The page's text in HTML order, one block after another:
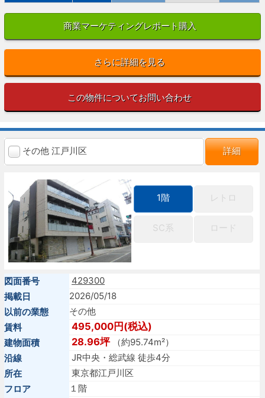
商業マーケティングレポート購入
さらに詳細を見る
この物件についてお問い合わせ
その他 江戸川区 詳細
1階 レトロ
SC系 ロード
図面番号
429300
掲載日
2026/05/18
以前の業態
その他
賃料
495,000円(税込)
建物面積 28.96坪（約95.74m²）
沿線
JR中央・総武線 徒歩4分
所在
東京都江戸川区
フロア
１階